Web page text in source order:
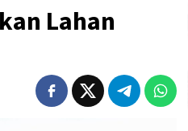
Lahan